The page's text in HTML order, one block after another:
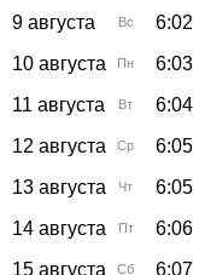
9 августа
Вс 6:02
10 августа
Пн 6:03
11 августа
Вт 6:04
12 августа
Ср 6:05
13 августа
Чт 6:05
14 августа
Пт 6:06
15 августа
Сб 6:07